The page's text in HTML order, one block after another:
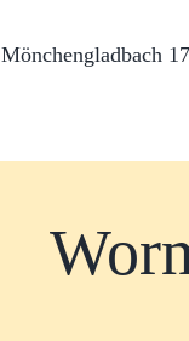
Mönchengladbach